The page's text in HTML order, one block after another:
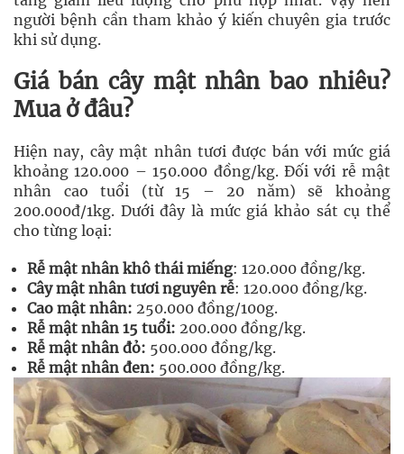
người bệnh cần tham khảo ý kiến chuyên gia trước
khi sử dụng.
Giá bán cây mật nhân bao nhiêu?
Mua ở đâu?
Hiện nay, cây mật nhân tươi được bán với mức giá
khoảng 120.000 – 150.000 đồng/kg. Đối với rễ mật
nhân cao tuổi (từ 15 – 20 năm) sẽ khoảng
200.000đ/1kg. Dưới đây là mức giá khảo sát cụ thể
cho từng loại:
Rễ mật nhân khô thái miếng: 120.000 đồng/kg.
Cây mật nhân tươi nguyên rễ: 120.000 đồng/kg.
Cao mật nhân: 250.000 đồng/100g.
Rễ mật nhân 15 tuổi: 200.000 đồng/kg.
Rễ mật nhân đỏ: 500.000 đồng/kg.
Rễ mật nhân đen: 500.000 đồng/kg.